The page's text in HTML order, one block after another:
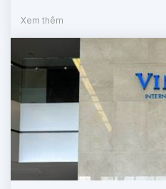
Xem thêm